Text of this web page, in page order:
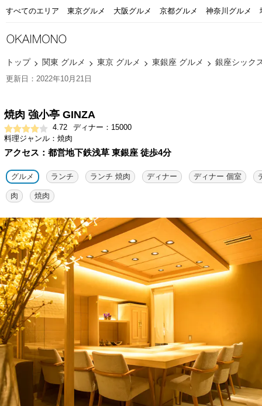
すべてのエリア 東京グルメ 大阪グルメ 京都グルメ 神奈川グルメ
トップ 関東 グルメ 東京 グルメ 東銀座 グルメ 銀座シック
更新日：2022年10月21日
焼肉 強小亭 GINZA
4.72
ディナー：15000
料理ジャンル：焼肉
アクセス：都営地下鉄浅草 東銀座 徒歩4分
グルメ ランチ ランチ 焼肉 ディナー ディナー 個室
肉 焼肉